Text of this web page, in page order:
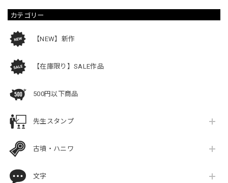
カテゴリー
【NEW】新作
【在庫限り】SALE作品
500円以下商品
先生スタンプ
古墳・ハニワ
文字